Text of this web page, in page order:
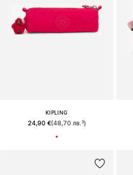
KIPLING
24,90 €(48,70 лв.³)